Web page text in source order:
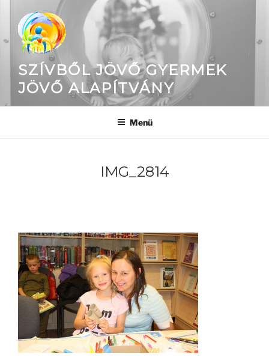
SZÍVBŐL JÖVŐ GYERMEK
JÖVŐ ALAPÍTVÁNY
Menü
IMG_2814